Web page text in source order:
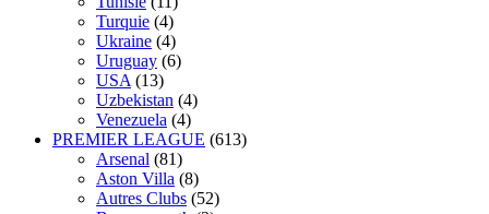
Turquie (4)
Ukraine (4)
Uruguay (6)
USA (13)
Uzbekistan (4)
Venezuela (4)
PREMIER LEAGUE (613)
Arsenal (81)
Aston Villa (8)
Autres Clubs (52)